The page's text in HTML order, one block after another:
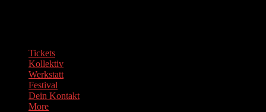
Tickets
Kollektiv
Werkstatt
Festival
Dein Kontakt
More